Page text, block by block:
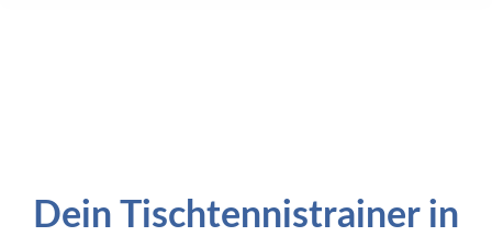
Dein Tischtennistrainer in